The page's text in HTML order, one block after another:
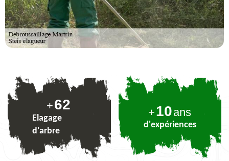
+77
Elagage
d'arbre
+10ans
d'expériences